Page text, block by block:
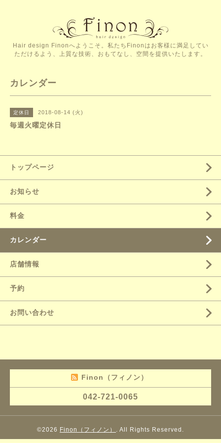
Hair design Finonへようこそ。私たちFinonはお客様に満足してい
ただけるよう、上質な技術、おもてなし、空間を提供いたします。
カレンダー
定休日 2018-08-14 (火)
毎週火曜定休日
トップページ
お知らせ
料金
カレンダー
店舗情報
予約
お問い合わせ
Finon（フィノン）
042-721-0065
©2026 Finon（フィノン） . All Rights Reserved.